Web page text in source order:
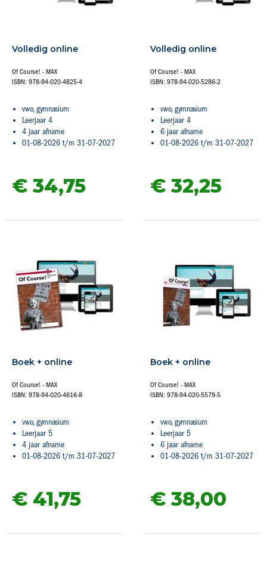
Volledig online
Of Course! - MAX
ISBN: 978-94-020-4825-4
vwo, gymnasium
Leerjaar 4
4 jaar afname
01-08-2026 t/m 31-07-2027
€ 34,75
Volledig online
Of Course! - MAX
ISBN: 978-94-020-5286-2
vwo, gymnasium
Leerjaar 4
6 jaar afname
01-08-2026 t/m 31-07-2027
€ 32,25
Boek + online
Of Course! - MAX
ISBN: 978-94-020-4616-8
vwo, gymnasium
Leerjaar 5
4 jaar afname
01-08-2026 t/m 31-07-2027
€ 41,75
Boek + online
Of Course! - MAX
ISBN: 978-94-020-5579-5
vwo, gymnasium
Leerjaar 5
6 jaar afname
01-08-2026 t/m 31-07-2027
€ 38,00